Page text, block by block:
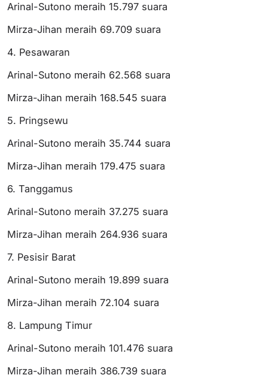
Arinal-Sutono meraih 15.797 suara
Mirza-Jihan meraih 69.709 suara
4. Pesawaran
Arinal-Sutono meraih 62.568 suara
Mirza-Jihan meraih 168.545 suara
5. Pringsewu
Arinal-Sutono meraih 35.744 suara
Mirza-Jihan meraih 179.475 suara
6. Tanggamus
Arinal-Sutono meraih 37.275 suara
Mirza-Jihan meraih 264.936 suara
7. Pesisir Barat
Arinal-Sutono meraih 19.899 suara
Mirza-Jihan meraih 72.104 suara
8. Lampung Timur
Arinal-Sutono meraih 101.476 suara
Mirza-Jihan meraih 386.739 suara